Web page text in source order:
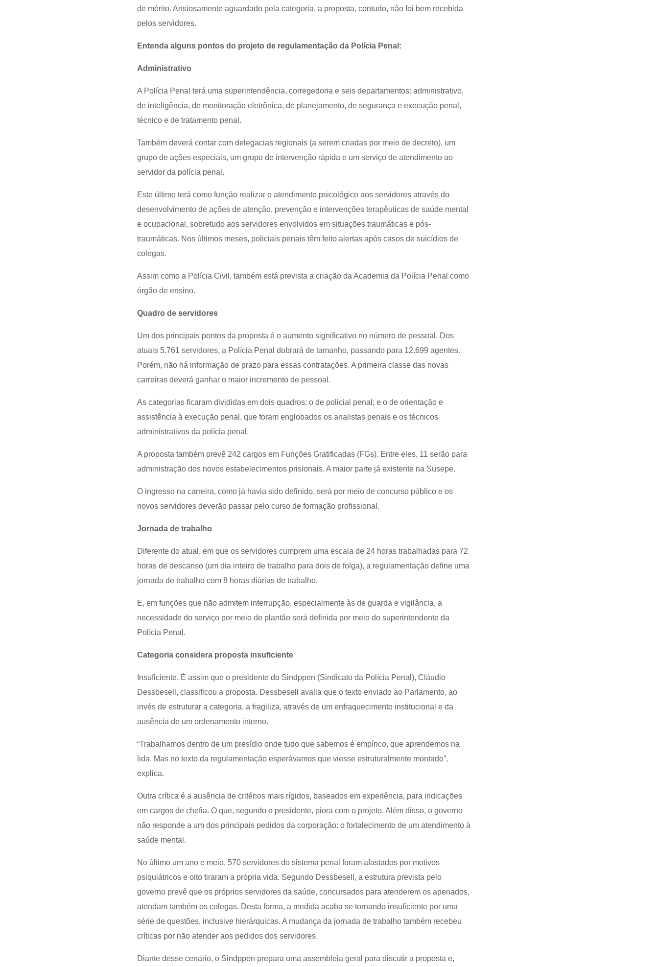
de mérito. Ansiosamente aguardado pela categoria, a proposta, contudo, não foi bem recebida
pelos servidores.
Entenda alguns pontos do projeto de regulamentação da Polícia Penal:
Administrativo
A Polícia Penal terá uma superintendência, corregedoria e seis departamentos: administrativo,
de inteligência, de monitoração eletrônica, de planejamento, de segurança e execução penal,
técnico e de tratamento penal.
Também deverá contar com delegacias regionais (a serem criadas por meio de decreto), um
grupo de ações especiais, um grupo de intervenção rápida e um serviço de atendimento ao
servidor da polícia penal.
Este último terá como função realizar o atendimento psicológico aos servidores através do
desenvolvimento de ações de atenção, prevenção e intervenções terapêuticas de saúde mental
e ocupacional, sobretudo aos servidores envolvidos em situações traumáticas e pós-
traumáticas. Nos últimos meses, policiais penais têm feito alertas após casos de suicídios de
colegas.
Assim como a Polícia Civil, também está prevista a criação da Academia da Polícia Penal como
órgão de ensino.
Quadro de servidores
Um dos principais pontos da proposta é o aumento significativo no número de pessoal. Dos
atuais 5.761 servidores, a Polícia Penal dobrará de tamanho, passando para 12.699 agentes.
Porém, não há informação de prazo para essas contratações. A primeira classe das novas
carreiras deverá ganhar o maior incremento de pessoal.
As categorias ficaram divididas em dois quadros: o de policial penal; e o de orientação e
assistência à execução penal, que foram englobados os analistas penais e os técnicos
administrativos da polícia penal.
A proposta também prevê 242 cargos em Funções Gratificadas (FGs). Entre eles, 11 serão para
administração dos novos estabelecimentos prisionais. A maior parte já existente na Susepe.
O ingresso na carreira, como já havia sido definido, será por meio de concurso público e os
novos servidores deverão passar pelo curso de formação profissional.
Jornada de trabalho
Diferente do atual, em que os servidores cumprem uma escala de 24 horas trabalhadas para 72
horas de descanso (um dia inteiro de trabalho para dois de folga), a regulamentação define uma
jornada de trabalho com 8 horas diárias de trabalho.
E, em funções que não admitem interrupção, especialmente às de guarda e vigilância, a
necessidade do serviço por meio de plantão será definida por meio do superintendente da
Polícia Penal.
Categoria considera proposta insuficiente
Insuficiente. É assim que o presidente do Sindppen (Sindicato da Polícia Penal), Cláudio
Dessbesell, classificou a proposta. Dessbesell avalia que o texto enviado ao Parlamento, ao
invés de estruturar a categoria, a fragiliza, através de um enfraquecimento institucional e da
ausência de um ordenamento interno.
“Trabalhamos dentro de um presídio onde tudo que sabemos é empírico, que aprendemos na
lida. Mas no texto da regulamentação esperávamos que viesse estruturalmente montado”,
explica.
Outra crítica é a ausência de critérios mais rígidos, baseados em experiência, para indicações
em cargos de chefia. O que, segundo o presidente, piora com o projeto. Além disso, o governo
não responde a um dos principais pedidos da corporação: o fortalecimento de um atendimento à
saúde mental.
No último um ano e meio, 570 servidores do sistema penal foram afastados por motivos
psiquiátricos e oito tiraram a própria vida. Segundo Dessbesell, a estrutura prevista pelo
governo prevê que os próprios servidores da saúde, concursados para atenderem os apenados,
atendam também os colegas. Desta forma, a medida acaba se tornando insuficiente por uma
série de questões, inclusive hierárquicas. A mudança da jornada de trabalho também recebeu
críticas por não atender aos pedidos dos servidores.
Diante desse cenário, o Sindppen prepara uma assembleia geral para discutir a proposta e,